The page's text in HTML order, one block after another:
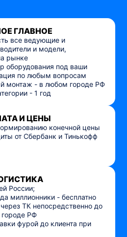
ГЛАВНОЕ
все ведующие и
и модели,
рынке
оборудования под ваши
по любым вопросам
монтаж - в любом городе РФ
- 1 год
И ЦЕНЫ
конечной цены
от Сбербанк и Тинькофф
России;
миллионники - бесплатно
ТК непосредственно до
РФ
фурой до клиента при